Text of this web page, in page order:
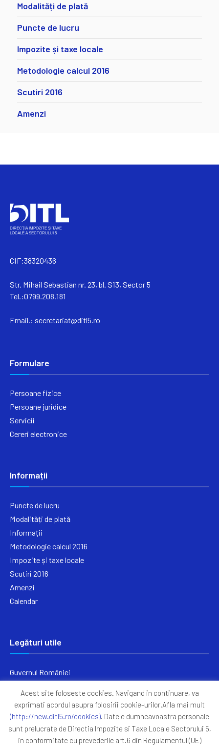
Modalități de plată
Puncte de lucru
Impozite și taxe locale
Metodologie calcul 2016
Scutiri 2016
Amenzi
CIF:38320436
Str. Mihail Sebastian nr. 23, bl. S13, Sector 5
Tel.:0799.208.181
Email.: secretariat@ditl5.ro
Formulare
Persoane fizice
Persoane juridice
Servicii
Cereri electronice
Informații
Puncte de lucru
Modalități de plată
Informații
Metodologie calcul 2016
Impozite și taxe locale
Scutiri 2016
Amenzi
Calendar
Legături utile
Guvernul României
Primăria Sectorul 5
ANAF
Protocoale
Acest site foloseste cookies. Navigand in continuare, va
exprimati acordul asupra folosirii cookie-urilor.Afla mai mult
(http://new.ditl5.ro/cookies). Datele dumneavoastra personale
sunt prelucrate de Directia Impozite si Taxe Locale Sectorului 5,
in conformitate cu prevederile art.6 din Regulamentul (UE)